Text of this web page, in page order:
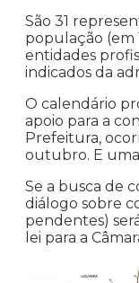
São 31
população (em
entidades
indicados da
O calendário
apoio para a
Prefeitura,
outubro. E
Se a busca de
diálogo sobre
pendentes)
lei para a